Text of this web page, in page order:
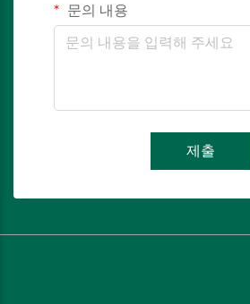
문의 내용
제출